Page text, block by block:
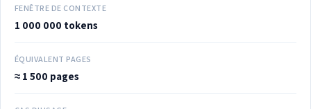
FENÊTRE DE CONTEXTE
1 000 000 tokens
ÉQUIVALENT PAGES
≈ 1 500 pages